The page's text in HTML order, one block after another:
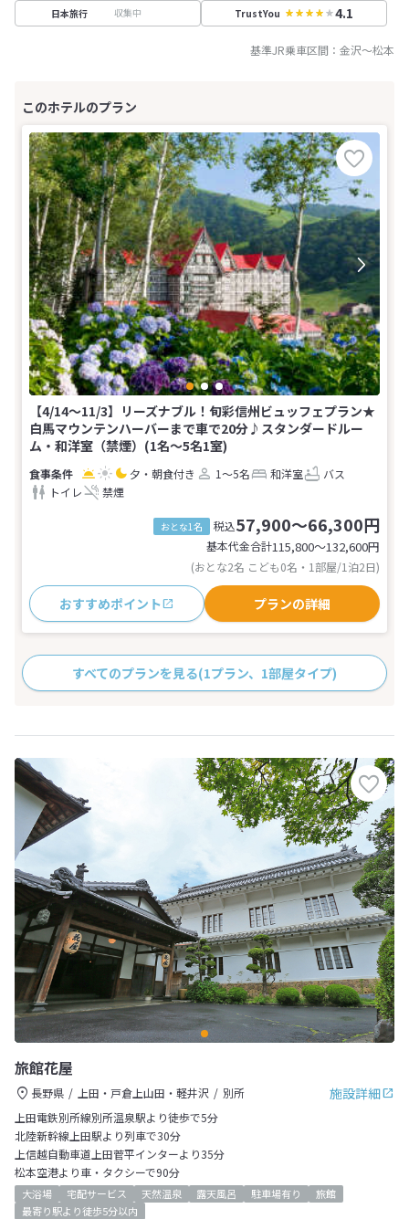
日本旅行 収集中 TrustYou 4.1
基準JR乗車区間： 金沢～松本
【4/14〜11/3】リーズナブル！旬彩信州ビュッフェプラン★
白馬マウンテンハーバーまで車で20分♪スタンダードルー
ム・和洋室（禁煙）(1名～5名1室)
夕・朝食付き 1～5名 和洋室
バス
トイレ
禁煙
おとな1名 税込57,900～66,300円
基本代金合計115,800〜132,600円
(おとな2名 こども0名・1部屋/1泊2日)
おすすめポイント プランの詳細
すべてのプランを見る(1プラン、1部屋タイプ)
旅館花屋
施設詳細
長野県 上田・戸倉上山田・軽井沢
別所
上田電鉄別所線別所温泉駅より徒歩で5分
北陸新幹線上田駅より列車で30分
上信越自動車道上田菅平インターより35分
松本空港より車・タクシーで90分
大浴場 宅配サービス 天然温泉 露天風呂 駐車場有り
旅館
最寄り駅より徒歩5分以内